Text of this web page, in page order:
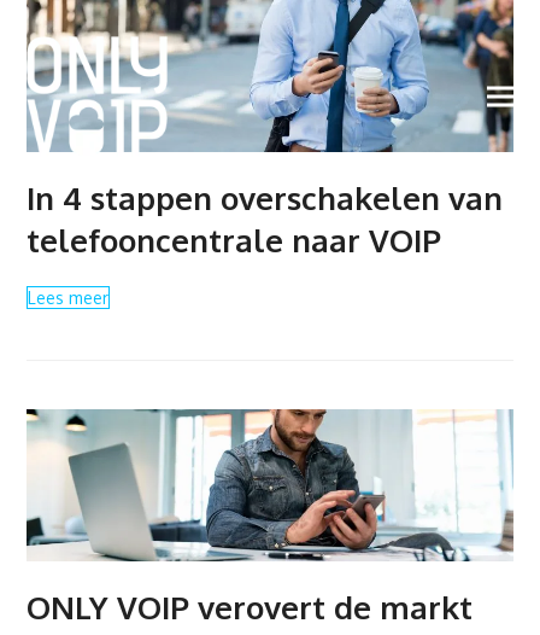
In 4 stappen overschakelen van
telefooncentrale naar VOIP
Lees meer
ONLY VOIP verovert de markt